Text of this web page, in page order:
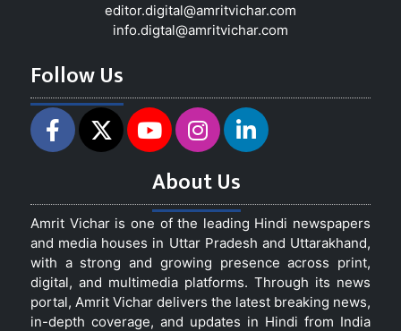
editor.digital@amritvichar.com
info.digtal@amritvichar.com
Follow Us
About Us
Amrit Vichar is one of the leading Hindi newspapers
and media houses in Uttar Pradesh and Uttarakhand,
with a strong and growing presence across print,
digital, and multimedia platforms. Through its news
portal, Amrit Vichar delivers the latest breaking news,
in-depth coverage, and updates in Hindi from India